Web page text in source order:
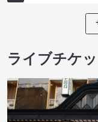
ライブチケッ